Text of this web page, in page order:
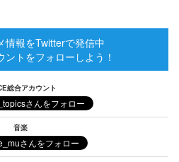
情報をTwitterで発信中
ントをフォローしよう！
総合アカウント
音楽